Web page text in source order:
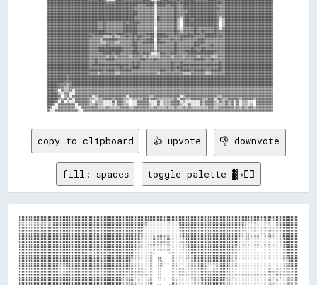
copy to clipboard 👍 upvote 👎 downvote
fill: spaces toggle palette ▓→✊🏽
████████████████████████████████████████████████████████████████████████████████████████████████████████████████████████████████████████████████████████████████████████████████████████████████████████████
████████████████████████████████████████████████████████████████████████████████████████████████████████████████████████████████████████████████████████████████████████▓▓████▓▓▓▓▒▒████▒▒▓▓████████████████
██▒▒▒▒▒▒▒▒▒▒▒▒▒▒▒▒▒▒▒▒▒▒▓▓██████████████████████████████████████████████████████████████████▓▓░░░░░░░░░░░░░░░░▒▒░░░░████████████████████████████████████████████████▒▒░░▒▒▒▒▒▒░░░░░░▒▒▒▒░░░░▓▓██████████████
▓▓▒▒▒▒▒▒▒▒▒▒▒▒▒▒▒▒▒▒▒▒▒▒▓▓██████████████████████████████████████████████████████████████████▒▒░░░░░░░░░░░░░░░░░░░░░░▒▒██████████████████████████████████████████████▒▒░░░░░░░░░░░░░░░░░░░░░░▒▒██████████████
██████▓▓▓▓▓▓▓▓▓▓██▓▓██████████████████████████████████████████████████████████████████████▓▓░░░░░░░░░░░░░░░░░░░░░░░░▒▒████████████████████████████████████████████▓▓▒▒░░▒▒▒▒▒▒░░▒▒▒▒▒▒░░▒▒▒▒▒▒██████████████
██████████████████████████████████████████████████████████████████████████████████████████▒▒░░░░░░░░░░░░░░░░░░░░░░░░░░▓▓██████████████████████████████████████████▒▒▒▒░░░░▒▒▒▒░░▒▒░░▒▒▒▒▓▓▒▒▒▒▓▓████████████
████████████████████████████████████████████████████████████████████████████████████████▓▓▒▒░░░░░░░░░░░░░░░░░░░░░░░░░░▒▒██████████████████████████████████████████▒▒░░▒▒▒▒░░░░░░▒▒▒▒░░▒▒▒▒▒▒░░▒▒████████████
████████████████████████████████████████████████████████████████████████████████████████▒▒▒▒░░░░░░▒▒▒▒▓▓▓▓▓▓▒▒░░░░░░░░▒▒████████████████████████████████████████▓▓▒▒░░▒▒▒▒▒▒▒▒▒▒░░░░▒▒▒▒▓▓▒▒░░▒▒████████████
████████████████████████████████████████████████████████████████████████████████████████▒▒░░░░░░░░▓▓▒▒▒▒▒▒▒▒▓▓▒▒░░░░░░░░▒▒██████████████████████████████████████▒▒░░░░▒▒▒▒░░░░░░░░░░░░░░░░░░░░▒▒▒▒██████████
██████████████████████████████████████████████████████████████████████████████████████▓▓▒▒░░░░░░░░▒▒▒▒▒▒▓▓▓▓▒▒░░░░░░░░▒▒▒▒▓▓████████████████████████████████████▒▒░░░░░░░░░░░░░░░░░░░░░░░░░░░░▒▒▒▒██████████
██████████████████████████████████████████████████████████████████████████████████████▒▒▒▒░░░░▒▒▒▒▓▓▒▒▒▒▒▒▒▒▒▒▒▒░░░░░░░░▒▒▓▓████████████████████████████████████▒▒░░▒▒░░▒▒░░▒▒▒▒░░▒▒▒▒▒▒░░▒▒░░▒▒▒▒██████████
██████████████████████████████████████████████████████████████████████████████████████▒▒▒▒░░░░░░░░░░░░░░░░░░░░░░░░░░░░░░▒▒▒▒██████████████████████████████████▒▒▒▒░░░░░░░░░░░░░░░░░░░░░░░░░░░░░░▒▒▓▓████████
████████████████████████████████████████████████████████████████████████████████████▓▓▒▒░░░░░░░░░░▒▒░░▒▒▒▒▒▒▒▒▒▒░░░░░░░░▒▒▒▒▓▓████████████████████████████████▒▒▒▒░░░░░░░░░░░░    ░░░░░░░░░░░░░░▒▒▒▒████████
████████████████████████████████████████████████▓▓▒▒▒▒▓▓▓▓████▓▓▒▒▓▓████████████████▒▒▒▒░░░░░░░░▒▒░░          ▒▒▒▒░░░░░░░░▒▒▒▒██████████████████████████████▓▓▒▒░░░░░░░░░░░░░░░░░░░░░░░░░░░░░░░░▒▒▒▒████████
██████████████████████████████████████████████▓▓████▓▓▓▓▓▓▓▓▓▓▓▓████▓▓▓▓████████████▒▒▒▒░░░░░░░░▒▒              ▒▒░░░░░░░░▒▒▒▒▒▒████████████████████████████▒▒▒▒░░░░░░░░░░░░░░░░░░░░░░░░░░░░░░░░▒▒▒▒▓▓██████
██████████████████████████████████████████████▓▓████████████▓▓▓▓██████▓▓██████████▒▒▒▒▒▒░░░░░░░░▒▒    ▓▓░░      ▒▒░░░░░░░░▒▒▒▒▒▒████████████████████████████▒▒▒▒░░░░░░░░░░░░░░░░░░░░░░░░░░░░░░░░▒▒▒▒▒▒██████
████████████████████████████████████████████▓▓████████████████▓▓██████▓▓██████████░░░░░░    ░░░░▒▒    ▒▒▒▒      ▒▒░░░░  ░░░░░░▒▒▓▓████████████████████████▓▓▒▒░░                                ░░░░░░██████
██████████████████████████████▓▓▓▓██████████▓▓████████████████████████▓▓▓▓██████▓▓▒▒▒▒▒▒░░░░░░░░▒▒    ▒▒▓▓░░░░  ▒▒▒▒░░░░░░░░▒▒▒▒▒▒██████▓▓▒▒▒▒▒▒▒▒▓▓██████▒▒▒▒▒▒░░░░░░░░░░░░░░░░░░░░░░░░░░░░░░░░░░▒▒▒▒▓▓████
████████████████████████████▓▓▒▒▒▒▓▓████████▓▓██████████████████████████▓▓██████▓▓▒▒▒▒▒▒░░░░░░░░▒▒    ▒▒▒▒      ▒▒▒▒░░  ░░░░▒▒▒▒▒▒▓▓████▓▓░░░░░░▒▒▓▓██████▒▒▒▒▒▒░░░░░░░░░░░░░░░░░░░░░░░░░░  ░░░░░░▒▒▒▒▓▓████
████████████████████████████▓▓▒▒▒▒▒▒████████▓▓██████████████████████████▓▓██████▓▓▓▓▒▒▒▒▒▒▒▒░░░░▒▒    ▒▒        ▒▒▒▒▒▒▒▒▒▒░░▒▒▒▒▒▒▓▓████▓▓░░░░▒▒▒▒▓▓██████▒▒▒▒░░░░░░░░░░░░░░░░░░░░░░░░▒▒▒▒░░▒▒▒▒░░▒▒▒▒▒▒████
████████████████████████████▓▓▒▒▒▒▓▓██████████▓▓▓▓▓▓▓▓▓▓▓▓▓▓▓▓▓▓▓▓██▓▓▓▓▓▓████▓▓▒▒▓▓▓▓▓▓▒▒▒▒░░░░▒▒    ▒▒        ▒▒░░▒▒▒▒▒▒░░░░▒▒▒▒▒▒██████▓▓▓▓▓▓▓▓██████▓▓▒▒▒▒░░░░░░░░░░░░░░░░░░░░░░░░▓▓▓▓▓▓▒▒▒▒▒▒▒▒▒▒▒▒▓▓██
██████████████████████████████▓▓▓▓██████████████▓▓▓▓▓▓▓▓▓▓▓▓▓▓▓▓▓▓████▓▓██████▒▒▒▒▓▓▒▒▒▒▒▒▒▒▒▒░░▒▒    ▒▒        ▒▒░░▒▒▒▒▒▒▒▒▒▒▒▒▒▒▒▒████████████████████▒▒▓▓▒▒▒▒▒▒▒▒▒▒▒▒▒▒▒▒▒▒▒▒▒▒▒▒▒▒▒▒▒▒▒▒▓▓▓▓▒▒▒▒▒▒▒▒▒▒██
████████████████████████████████████████████████████████████████████████████▓▓▒▒▒▒▒▒▒▒░░░░░░░░░░▒▒    ▒▒  ░░    ▒▒░░░░░░░░░░░░▒▒▒▒▒▒██████████████████▓▓▒▒▒▒▒▒░░░░░░░░░░░░░░░░░░░░░░░░░░▒▒▒▒░░▒▒░░░░▒▒▒▒▒▒██
████████████████████████████████████████████████████████████████████████████▒▒▒▒▓▓▓▓░░▒▒░░░░░░▒▒▒▒    ░░  ░░    ▒▒▒▒░░░░░░░░░░░░▒▒▒▒▒▒████████████████▒▒▒▒▒▒░░░░░░░░░░░░░░░░░░░░░░░░░░▒▒▒▒░░▒▒░░░░░░▒▒▒▒▒▒▓▓
████████████████████████████████████████████████████████████████████████████▒▒▒▒▒▒▒▒▒▒░░░░░░░░▒▒▓▓              ▓▓▒▒░░░░░░░░░░░░▒▒▒▒▒▒▓▓████████████▓▓▒▒▒▒▒▒░░░░░░░░░░░░░░░░░░░░░░░░░░░░▒▒▒▒░░░░░░░░▒▒▒▒▒▒▒▒